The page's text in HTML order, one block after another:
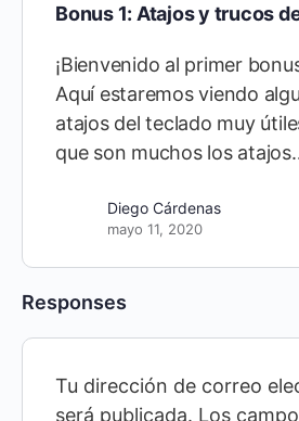
Bonus 1: Atajos y trucos
¡Bienvenido al primer
Aquí estaremos viendo
atajos del teclado muy
que son muchos los
Diego Cárdenas
mayo 11, 2020
Responses
Tu dirección de correo
será publicada. Los